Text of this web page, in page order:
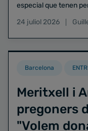
especial que tenen
24 juliol 2026
Barcelona
Meritxell i
pregoners
"Volem